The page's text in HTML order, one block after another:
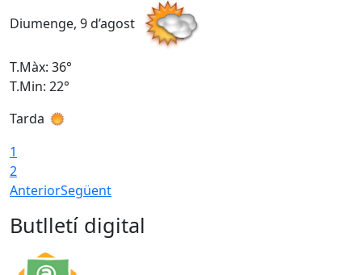
Diumenge, 9 d’agost
T.Màx: 36°
T.Min: 22°
Tarda
1
2
AnteriorSegüent
Butlletí digital